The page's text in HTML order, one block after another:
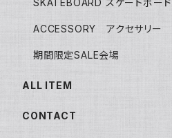
ACCESSORY アクセサリー
期間限定SALE会場
ALL ITEM
CONTACT